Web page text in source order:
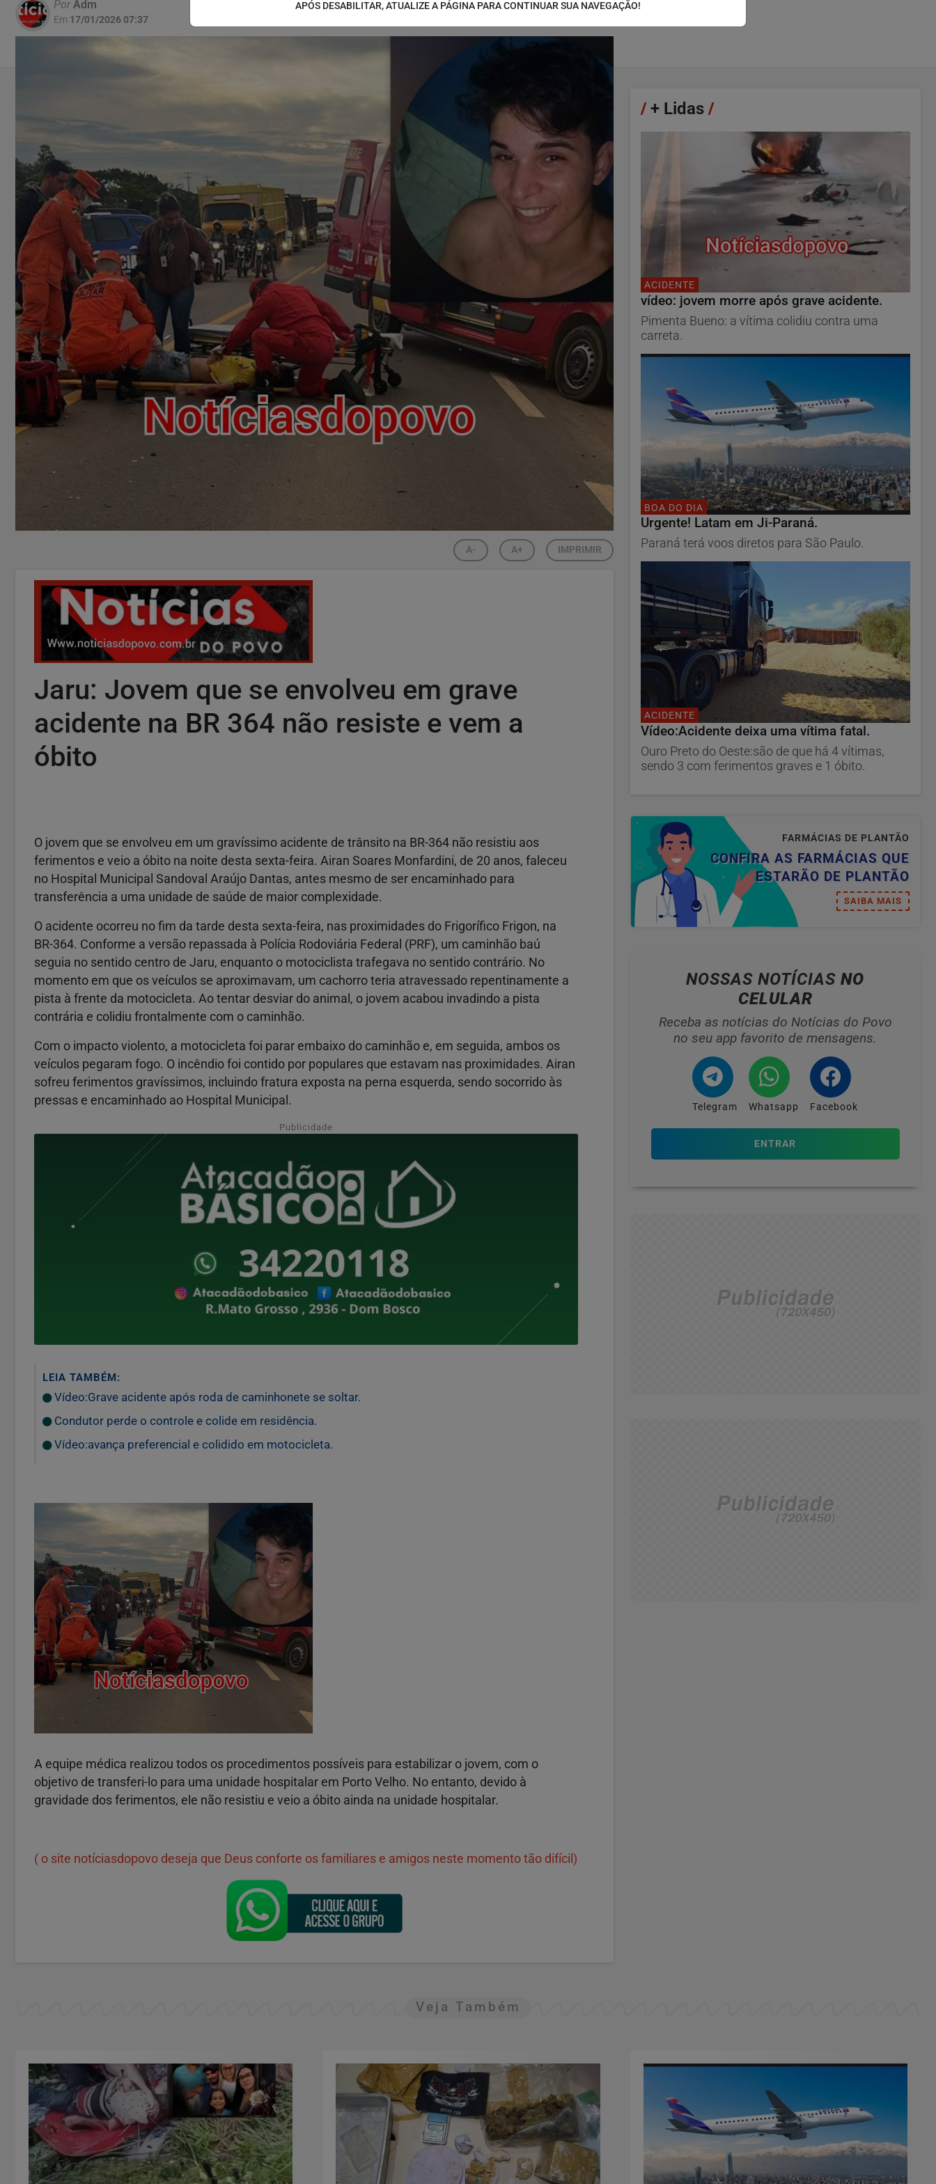
PorAdm
Em 17/01/2026 07:37
A- A+ IMPRIMIR
Jaru: Jovem que se envolveu em grave
acidente na BR 364 não resiste e vem a
óbito
O jovem que se envolveu em um gravíssimo acidente de trânsito na BR-364 não resistiu aos
ferimentos e veio a óbito na noite desta sexta-feira. Airan Soares Monfardini, de 20 anos, faleceu
no Hospital Municipal Sandoval Araújo Dantas, antes mesmo de ser encaminhado para
transferência a uma unidade de saúde de maior complexidade.
O acidente ocorreu no fim da tarde desta sexta-feira, nas proximidades do Frigorífico Frigon, na
BR-364. Conforme a versão repassada à Polícia Rodoviária Federal (PRF), um caminhão baú
seguia no sentido centro de Jaru, enquanto o motociclista trafegava no sentido contrário. No
momento em que os veículos se aproximavam, um cachorro teria atravessado repentinamente a
pista à frente da motocicleta. Ao tentar desviar do animal, o jovem acabou invadindo a pista
contrária e colidiu frontalmente com o caminhão.
Com o impacto violento, a motocicleta foi parar embaixo do caminhão e, em seguida, ambos os
veículos pegaram fogo. O incêndio foi contido por populares que estavam nas proximidades. Airan
sofreu ferimentos gravíssimos, incluindo fratura exposta na perna esquerda, sendo socorrido às
pressas e encaminhado ao Hospital Municipal.
Publicidade
LEIA TAMBÉM:
Vídeo:Grave acidente após roda de caminhonete se soltar.
Condutor perde o controle e colide em residência.
Vídeo:avança preferencial e colidido em motocicleta.
A equipe médica realizou todos os procedimentos possíveis para estabilizar o jovem, com o
objetivo de transferi-lo para uma unidade hospitalar em Porto Velho. No entanto, devido à
gravidade dos ferimentos, ele não resistiu e veio a óbito ainda na unidade hospitalar.
( o site notíciasdopovo deseja que Deus conforte os familiares e amigos neste momento tão difícil)
/+ Lidas /
ACIDENTE
vídeo: jovem morre após grave acidente.
Pimenta Bueno: a vítima colidiu contra uma
carreta.
BOA DO DIA
Urgente! Latam em Ji-Paraná.
Paraná terá voos diretos para São Paulo.
ACIDENTE
Vídeo:Acidente deixa uma vítima fatal.
Ouro Preto do Oeste:são de que há 4 vítimas,
sendo 3 com ferimentos graves e 1 óbito.
FARMÁCIAS DE PLANTÃO
CONFIRA AS FARMÁCIAS QUE
ESTARÃO DE PLANTÃO
SAIBA MAIS
NOSSAS NOTÍCIASNO
CELULAR
Receba as notícias do Notícias do Povo
no seu app favorito de mensagens.
Telegram Whatsapp Facebook
ENTRAR
Veja Também
APÓS DESABILITAR, ATUALIZE A PÁGINA PARA CONTINUAR SUA NAVEGAÇÃO!